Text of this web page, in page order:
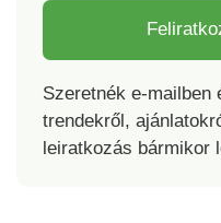
Szeretnék e-mailben
trendekről,
leiratkozás bármikor